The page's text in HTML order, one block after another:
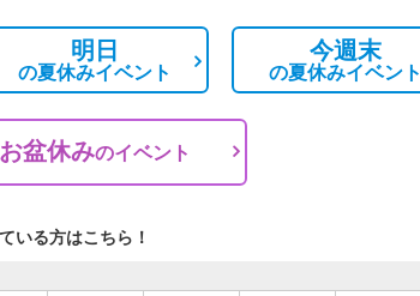
明日
の夏休みイベント
今週末
の夏休みイベント
お盆休みのイベント
いる方はこちら！